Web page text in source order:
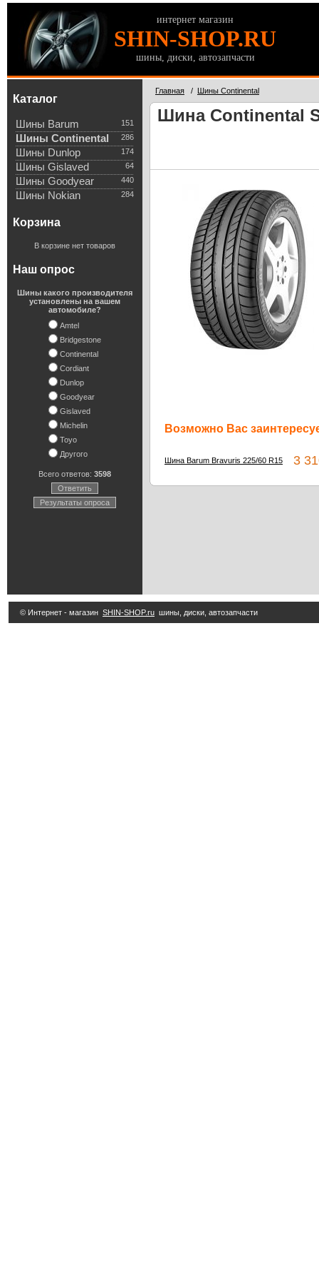
интернет магазин
SHIN-SHOP.RU
шины, диски, автозапчасти
Каталог
151
Шины Barum
286
Шины Continental
174
Шины Dunlop
64
Шины Gislaved
440
Шины Goodyear
284
Шины Nokian
Корзина
В корзине нет товаров
Наш опрос
Шины какого производителя
установлены на вашем
автомобиле?
Amtel
Bridgestone
Continental
Cordiant
Dunlop
Goodyear
Gislaved
Michelin
Toyo
Другого
Всего ответов: 3598
Ответить
Результаты опроса
Главная / Шины Continental
Шина Continental
Возможно Вас
Шина Barum Bravuris 225/60 R15 3
© Интернет - магазин SHIN-SHOP.ru шины, диски, автозапчасти